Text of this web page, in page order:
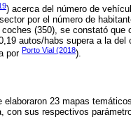
) acerca del número de
por el número de
(350), se constató
autos/habs supera a la
por Porto Vial (2018).
23 mapas
con sus respectivos